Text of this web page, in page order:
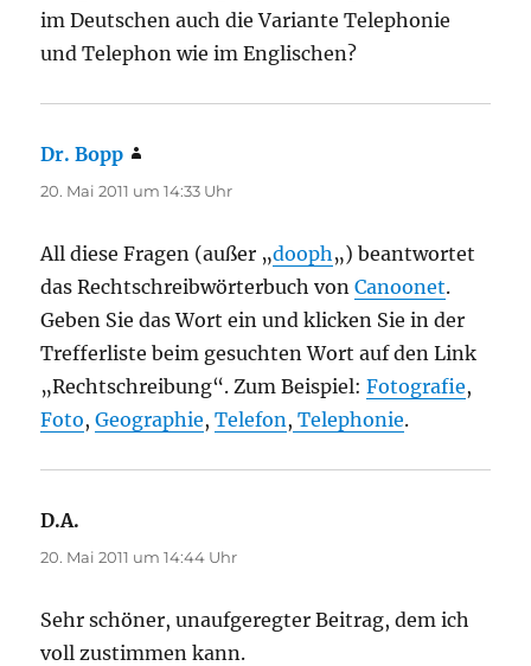
im Deutschen auch die Variante Telephonie
und Telephon wie im Englischen?
Dr. Bopp
20. Mai 2011 um 14:33 Uhr
All diese Fragen (außer „dooph„) beantwortet
das Rechtschreibwörterbuch vonCanoonet.
Geben Sie das Wort ein und klicken Sie in der
Trefferliste beim gesuchten Wort auf den Link
„Rechtschreibung“. Zum Beispiel:Fotografie,
Foto,Geographie,Telefon, Telephonie.
D.A.
20. Mai 2011 um 14:44 Uhr
Sehr schöner, unaufgeregter Beitrag, dem ich
voll zustimmen kann.